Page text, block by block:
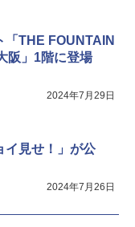
「THE FOUNTAIN
阪」1階に登場
2024年7月29日
イ見せ！」が公
2024年7月26日